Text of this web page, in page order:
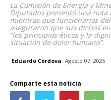
La Comisión de Energía y
Diputados presentó una nota
mientras que funcionarios del
aseguraron que sus dichos
“los principios éticos y la
situación de dolor humano”.
Eduardo Córdova Agosto 07, 2025
Comparte esta noticia